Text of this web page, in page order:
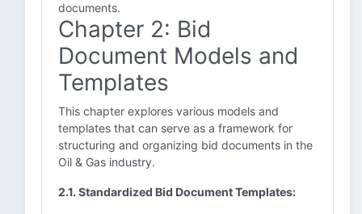
documents.
Chapter 2: Bid
Document Models and
Templates
This chapter explores various models and
templates that can serve as a framework for
structuring and organizing bid documents in the
Oil & Gas industry.
2.1. Standardized Bid Document Templates: